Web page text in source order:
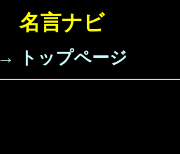
名言ナビ
→ トップページ